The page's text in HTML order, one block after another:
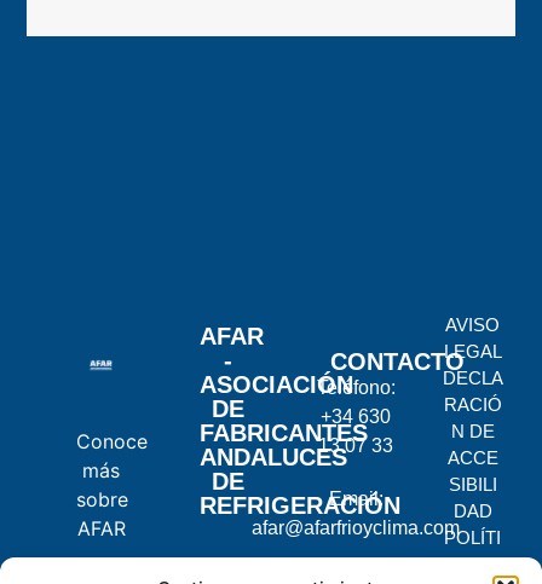
Conoce
más
sobre
AFAR
AFAR
-
ASOCIACIÓN
DE
FABRICANTES
ANDALUCES
DE
REFRIGERACIÓN
CONTACTO
Teléfono:
+34 630
13 07 33
Email:
afar@afarfrioyclima.com
AVISO
LEGAL
DECLA
RACIÓ
N DE
ACCE
SIBILI
DAD
POLÍTI
CA DE